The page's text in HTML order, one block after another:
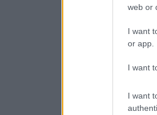
web or
I want
or app.
I want
I want